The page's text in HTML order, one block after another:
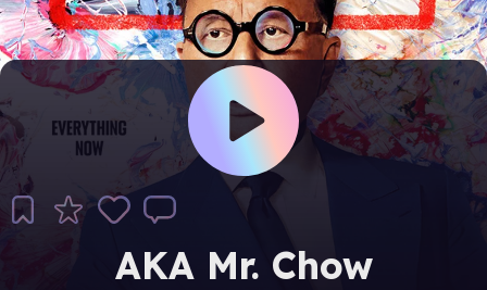
AKA Mr. Chow